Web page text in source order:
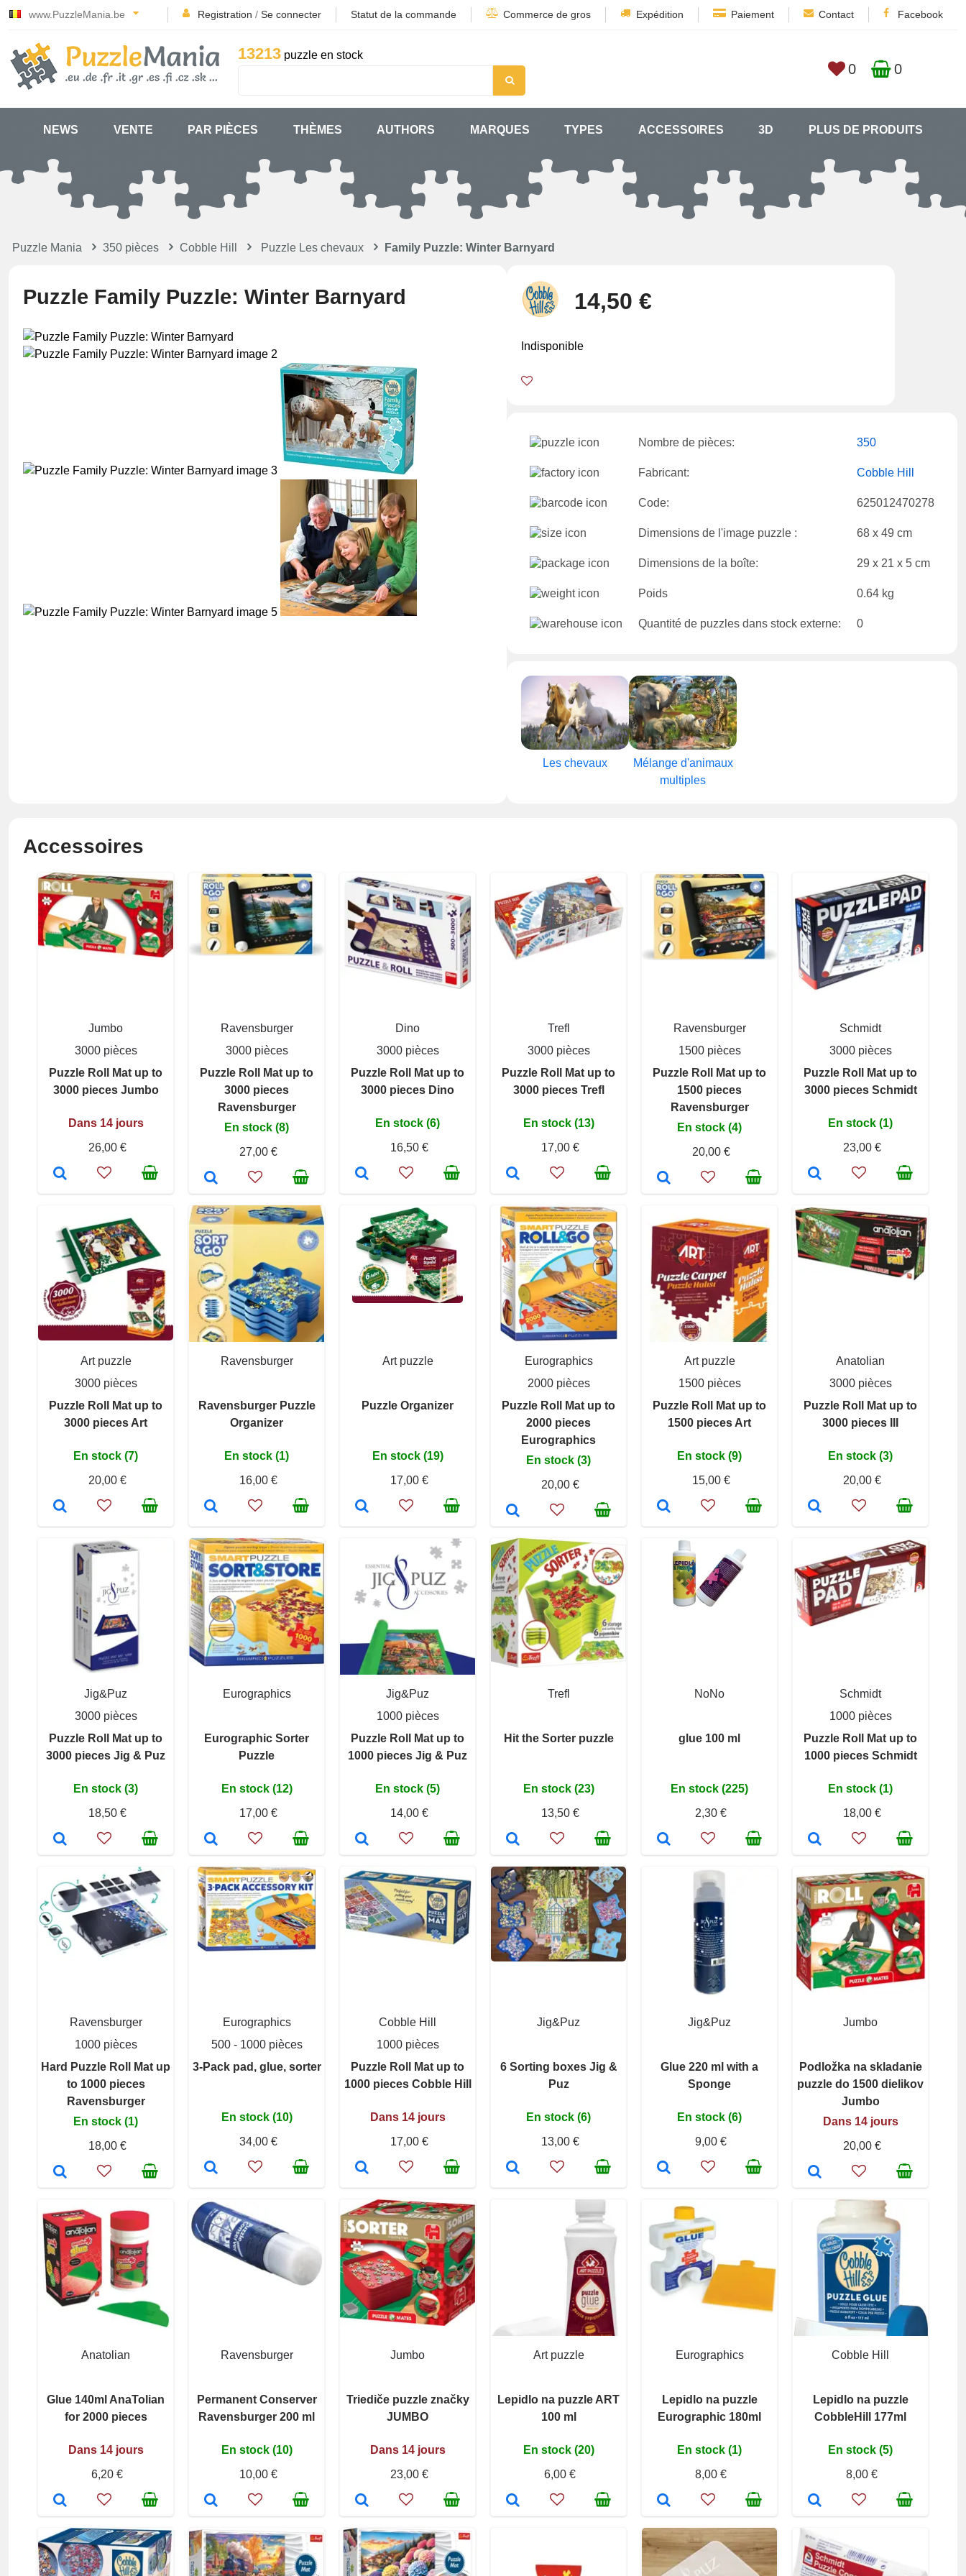
www.PuzzleMania.be Registration / Se connecter Statut de la commande Commerce de gros Expédition Paiement Contact Facebook
13213 puzzle en stock
0 0
NEWS VENTE PAR PIÈCES THÈMES AUTHORS MARQUES TYPES ACCESSOIRES 3D PLUS DE PRODUITS
Puzzle Mania 350 pièces Cobble Hill Puzzle Les chevaux Family Puzzle: Winter Barnyard
Puzzle Family Puzzle: Winter Barnyard 14,50 €
Indisponible
Nombre de pièces: 350
Fabricant: Cobble Hill
Code: 625012470278
Dimensions de l'image puzzle : 68 x 49 cm
Dimensions de la boîte: 29 x 21 x 5 cm
Poids 0.64 kg
Quantité de puzzles dans stock externe: 0
Les chevaux
Mélange d'animaux
multiples
Accessoires
Jumbo
3000 pièces
Puzzle Roll Mat up to
3000 pieces Jumbo
Dans 14 jours
26,00 €
Ravensburger
3000 pièces
Puzzle Roll Mat up to
3000 pieces
Ravensburger
En stock (8)
27,00 €
Dino
3000 pièces
Puzzle Roll Mat up to
3000 pieces Dino
En stock (6)
16,50 €
Trefl
3000 pièces
Puzzle Roll Mat up to
3000 pieces Trefl
En stock (13)
17,00 €
Ravensburger
1500 pièces
Puzzle Roll Mat up to
1500 pieces
Ravensburger
En stock (4)
20,00 €
Schmidt
3000 pièces
Puzzle Roll Mat up to
3000 pieces Schmidt
En stock (1)
23,00 €
Art puzzle
3000 pièces
Puzzle Roll Mat up to
3000 pieces Art
En stock (7)
20,00 €
Ravensburger
Ravensburger Puzzle
Organizer
En stock (1)
16,00 €
Art puzzle
Puzzle Organizer
En stock (19)
17,00 €
Eurographics
2000 pièces
Puzzle Roll Mat up to
2000 pieces
Eurographics
En stock (3)
20,00 €
Art puzzle
1500 pièces
Puzzle Roll Mat up to
1500 pieces Art
En stock (9)
15,00 €
Anatolian
3000 pièces
Puzzle Roll Mat up to
3000 pieces III
En stock (3)
20,00 €
Jig&Puz
3000 pièces
Puzzle Roll Mat up to
3000 pieces Jig & Puz
En stock (3)
18,50 €
Eurographics
Eurographic Sorter
Puzzle
En stock (12)
17,00 €
Jig&Puz
1000 pièces
Puzzle Roll Mat up to
1000 pieces Jig & Puz
En stock (5)
14,00 €
Trefl
Hit the Sorter puzzle
En stock (23)
13,50 €
NoNo
glue 100 ml
En stock (225)
2,30 €
Schmidt
1000 pièces
Puzzle Roll Mat up to
1000 pieces Schmidt
En stock (1)
18,00 €
Ravensburger
1000 pièces
Hard Puzzle Roll Mat up
to 1000 pieces
Ravensburger
En stock (1)
18,00 €
Eurographics
500 - 1000 pièces
3-Pack pad, glue, sorter
En stock (10)
34,00 €
Cobble Hill
1000 pièces
Puzzle Roll Mat up to
1000 pieces Cobble Hill
Dans 14 jours
17,00 €
Jig&Puz
6 Sorting boxes Jig &
Puz
En stock (6)
13,00 €
Jig&Puz
Glue 220 ml with a
Sponge
En stock (6)
9,00 €
Jumbo
Podložka na skladanie
puzzle do 1500 dielikov
Jumbo
Dans 14 jours
20,00 €
Anatolian
Glue 140ml AnaTolian
for 2000 pieces
Dans 14 jours
6,20 €
Ravensburger
Permanent Conserver
Ravensburger 200 ml
En stock (10)
10,00 €
Jumbo
Triediče puzzle značky
JUMBO
Dans 14 jours
23,00 €
Art puzzle
Lepidlo na puzzle ART
100 ml
En stock (20)
6,00 €
Eurographics
Lepidlo na puzzle
Eurographic 180ml
En stock (1)
8,00 €
Cobble Hill
Lepidlo na puzzle
CobbleHill 177ml
En stock (5)
8,00 €